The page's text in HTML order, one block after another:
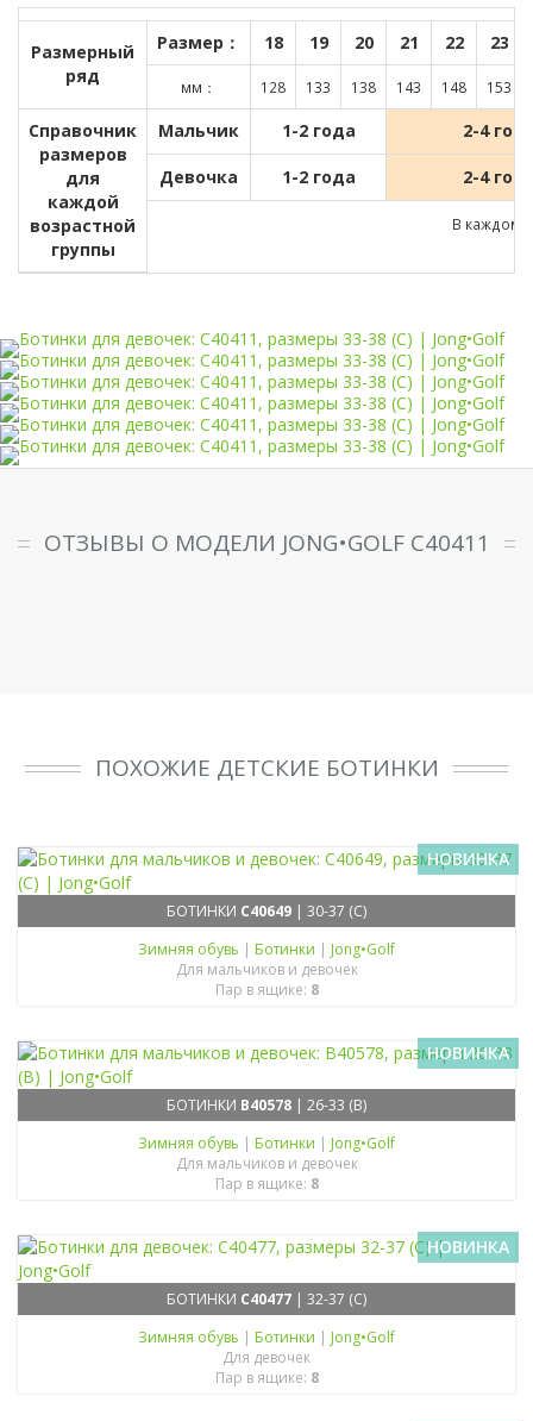
Размерный
ряд
Размер： 18 19 20 21 22 23
мм： 128 133 138 143 148 153
Справочник
размеров
для
каждой
возрастной
группы
Мальчик 1-2 года 2-4
Девочка 1-2 года 2-4
В каждом
ОТЗЫВЫ О МОДЕЛИ JONG•GOLF C40411
ПОХОЖИЕ ДЕТСКИЕ БОТИНКИ
НОВИНКА
БОТИНКИ C40649 | 30-37 (C)
Зимняя обувь | Ботинки | Jong•Golf
Для мальчиков и девочек
Пар в ящике: 8
НОВИНКА
БОТИНКИ B40578 | 26-33 (B)
Зимняя обувь | Ботинки | Jong•Golf
Для мальчиков и девочек
Пар в ящике: 8
НОВИНКА
БОТИНКИ C40477 | 32-37 (C)
Зимняя обувь | Ботинки | Jong•Golf
Для девочек
Пар в ящике: 8